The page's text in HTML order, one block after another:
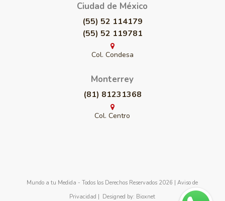
Ciudad de México
(55) 52 114179
(55) 52 119781
Col. Condesa
Monterrey
(81) 81231368
Col. Centro
Mundo a tu Medida - Todos los Derechos Reservados 2026 |Aviso de
Privacidad | Designed by: Bioxnet